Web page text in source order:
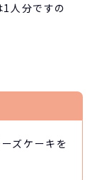
人分ですの
ズケーキを